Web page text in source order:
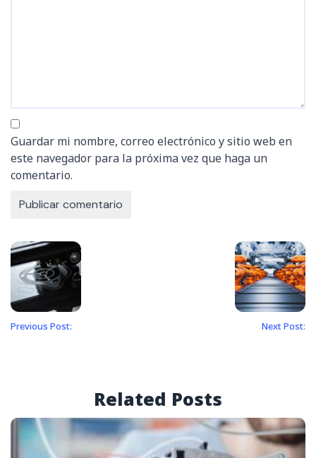
Guardar mi nombre, correo electrónico y sitio web en
este navegador para la próxima vez que haga un
comentario.
Previous Post: Next Post:
Related Posts